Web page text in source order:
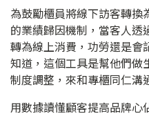
為鼓勵櫃員將線下訪客轉換
的業績歸因機制，當客人
轉為線上消費，功勞還是會
知道，這個工具是幫他們做
制度調整，來和專櫃同仁溝
用數據讀懂顧客提高品牌心